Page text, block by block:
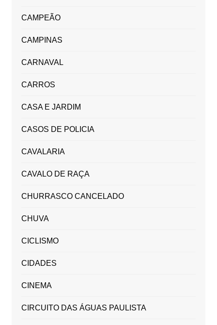
CAMPEÃO
CAMPINAS
CARNAVAL
CARROS
CASA E JARDIM
CASOS DE POLICIA
CAVALARIA
CAVALO DE RAÇA
CHURRASCO CANCELADO
CHUVA
CICLISMO
CIDADES
CINEMA
CIRCUITO DAS ÁGUAS PAULISTA